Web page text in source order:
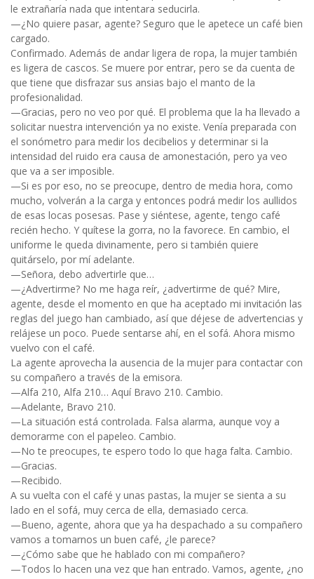
le extrañaría nada que intentara seducirla.
—¿No quiere pasar, agente? Seguro que le apetece un café bien
cargado.
Confirmado. Además de andar ligera de ropa, la mujer también
es ligera de cascos. Se muere por entrar, pero se da cuenta de
que tiene que disfrazar sus ansias bajo el manto de la
profesionalidad.
—Gracias, pero no veo por qué. El problema que la ha llevado a
solicitar nuestra intervención ya no existe. Venía preparada con
el sonómetro para medir los decibelios y determinar si la
intensidad del ruido era causa de amonestación, pero ya veo
que va a ser imposible.
—Si es por eso, no se preocupe, dentro de media hora, como
mucho, volverán a la carga y entonces podrá medir los aullidos
de esas locas posesas. Pase y siéntese, agente, tengo café
recién hecho. Y quítese la gorra, no la favorece. En cambio, el
uniforme le queda divinamente, pero si también quiere
quitárselo, por mí adelante.
—Señora, debo advertirle que…
—¿Advertirme? No me haga reír, ¿advertirme de qué? Mire,
agente, desde el momento en que ha aceptado mi invitación las
reglas del juego han cambiado, así que déjese de advertencias y
relájese un poco. Puede sentarse ahí, en el sofá. Ahora mismo
vuelvo con el café.
La agente aprovecha la ausencia de la mujer para contactar con
su compañero a través de la emisora.
—Alfa 210, Alfa 210… Aquí Bravo 210. Cambio.
—Adelante, Bravo 210.
—La situación está controlada. Falsa alarma, aunque voy a
demorarme con el papeleo. Cambio.
—No te preocupes, te espero todo lo que haga falta. Cambio.
—Gracias.
—Recibido.
A su vuelta con el café y unas pastas, la mujer se sienta a su
lado en el sofá, muy cerca de ella, demasiado cerca.
—Bueno, agente, ahora que ya ha despachado a su compañero
vamos a tomarnos un buen café, ¿le parece?
—¿Cómo sabe que he hablado con mi compañero?
—Todos lo hacen una vez que han entrado. Vamos, agente, ¿no